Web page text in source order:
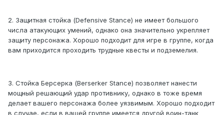
2. Защитная стойка (Defensive Stance) не имеет большого
числа атакующих умений, однако она значительно укрепляет
защиту персонажа. Хорошо подходит для игре в группе, когда
вам приходится проходить трудные квесты и подземелия.
3. Стойка Берсерка (Berserker Stance) позволяет нанести
мощный решающий удар противнику, однако в тоже время
делает вашего персонажа более уязвимым. Хорошо подходит
в случае, если в вашей группе имеется другой воин-танк